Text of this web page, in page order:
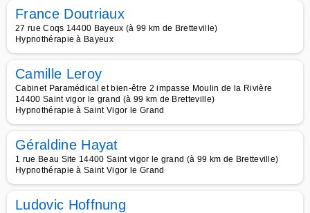
France Doutriaux
27 rue Coqs 14400 Bayeux (à 99 km de Bretteville)
Hypnothérapie à Bayeux
Camille Leroy
Cabinet Paramédical et bien-être 2 impasse Moulin de la Rivière
14400 Saint vigor le grand (à 99 km de Bretteville)
Hypnothérapie à Saint Vigor le Grand
Géraldine Hayat
1 rue Beau Site 14400 Saint vigor le grand (à 99 km de Bretteville)
Hypnothérapie à Saint Vigor le Grand
Ludovic Hoffnung